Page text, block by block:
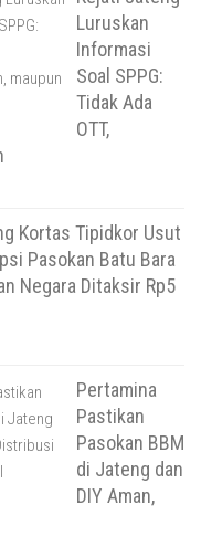
Luruskan
Informasi
Soal SPPG:
Tidak Ada
OTT,
Kortas Tipidkor Usut
Pasokan Batu Bara
Negara Ditaksir Rp5
Pertamina
Pastikan
Pasokan BBM
di Jateng dan
DIY Aman,